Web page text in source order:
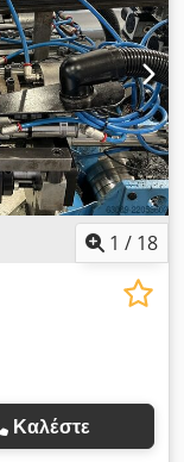
1 / 18
Καλέστε